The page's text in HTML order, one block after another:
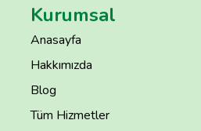
Kurumsal
Anasayfa
Hakkımızda
Blog
Tüm Hizmetler